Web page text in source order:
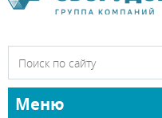
Меню